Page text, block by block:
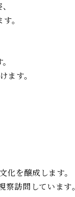
。
ます。
を醸成します。
訪問しています​。